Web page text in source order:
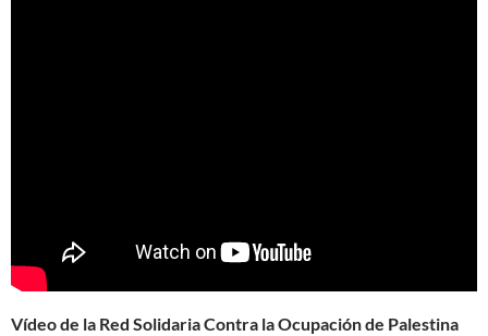
Vídeo de la Red Solidaria Contra la Ocupación de Palestina